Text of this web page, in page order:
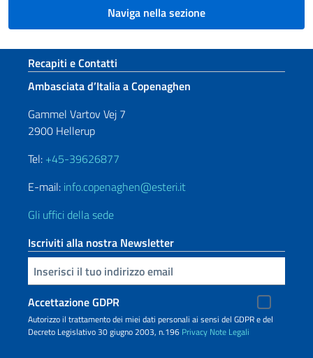
Naviga nella sezione
Sezione footer
Recapiti e Contatti
Ambasciata d’Italia a Copenaghen
Gammel Vartov Vej 7
2900 Hellerup
Tel: +45-39626877
E-mail: info.copenaghen@esteri.it
Gli uffici della sede
Iscriviti alla nostra Newsletter
Inserisci la tua email
Accettazione GDPR
Autorizzo il trattamento dei miei dati personali ai sensi del GDPR e del
Decreto Legislativo 30 giugno 2003, n.196 Privacy Note Legali